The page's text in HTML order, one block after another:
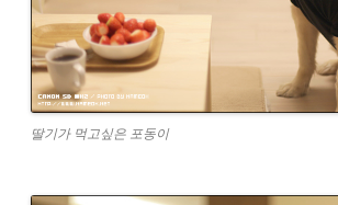
딸기가 먹고싶은 포동이